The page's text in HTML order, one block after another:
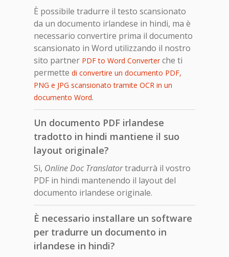
È possibile tradurre il testo scansionato
da un documento irlandese in hindi, ma è
necessario convertire prima il documento
scansionato in Word utilizzando il nostro
sito partner PDF to Word Converterche ti
permette di convertire un documento PDF,
PNG e JPG scansionato tramite OCR in un
documento Word.
Un documento PDF irlandese
tradotto in hindi mantiene il suo
layout originale?
Sì, Online Doc Translatortradurrà il vostro
PDF in hindi mantenendo il layout del
documento irlandese originale.
È necessario installare un software
per tradurre un documento in
irlandese in hindi?